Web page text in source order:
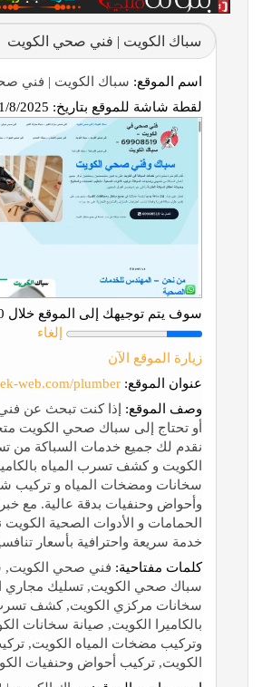
سباك الكويت | فني صحي الكويت
اسم الموقع: سباك الكويت | فني
لقطة شاشة للموقع بتاريخ:
سوف يتم توجيهك إلى الموقع خلال 20 ثانية
إلغاء
زيارة الموقع الآن
عنوان الموقع: web.com/plumber
وصف الموقع: إذا كنت تبحث عن
أو تحتاج إلى سباك صحي الكويت
نقدم لك جميع خدمات السباكة من
الكويت و كشف تسرب المياه
سخانات ومضخات المياه و تركيب
وأحواض وحنفيات بدقة عالية. مع
الحمامات و الأدوات الصحية
خدمة سريعة واحترافية بأسعار
كلمات مفتاحية: فني صحي الكويت,
سباك صحي الكويت, تسليك مجاري
سخانات مركزي الكويت, كشف تسرب
بالكاميرا الكويت, صيانة سخانات
وتركيب مضخات المياه الكويت,
الكويت, تركيب أحواض وحنفيات